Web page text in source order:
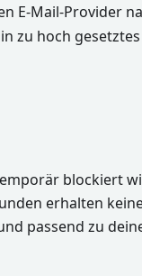
E-Mail-Provider
zu hoch
blockiert
erhalten
passend zu